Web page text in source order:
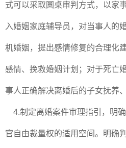
式可以采取圆桌审判方式，以家
入婚姻家庭辅导员，对当事人的
机婚姻，提出感情修复的合理化
感情、挽救婚姻计划；对于死亡
事人正确解决离婚后的子女抚养
4.制定离婚案件审理指引，明
官自由裁量权的适用空间。明确